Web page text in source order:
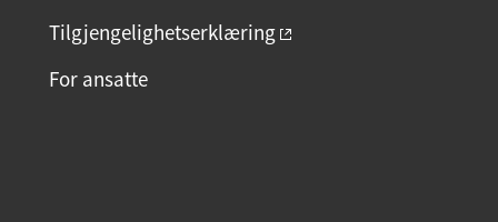
Tilgjengelighetserklæring
For ansatte